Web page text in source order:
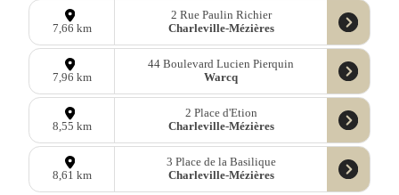
7,66 km
2 Rue Paulin Richier
Charleville-Mézières
7,96 km
44 Boulevard Lucien Pierquin
Warcq
8,55 km
2 Place d'Etion
Charleville-Mézières
8,61 km
3 Place de la Basilique
Charleville-Mézières